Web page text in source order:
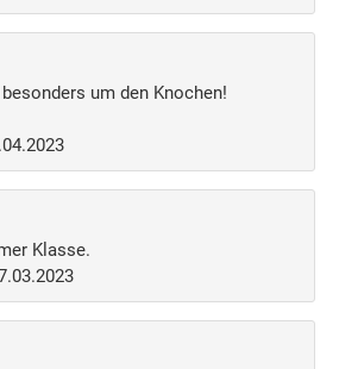
um den Knochen!
Klasse.